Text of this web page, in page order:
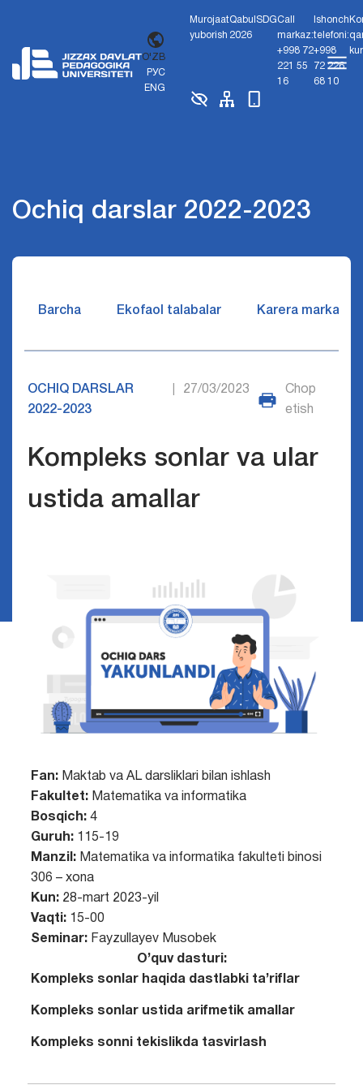
O'ZB
РУС
ENG
Murojaat
yuborish
Qabul
2026
SDGCall
markaz:
+998 72
221 55
16
Ishonch
telefoni:
+998
72 226
68 10
Ochiq darslar 2022-2023
Barcha Ekofaol talabalar Karera markazi
OCHIQ DARSLAR
2022-2023
27/03/2023
Chop
etish
Kompleks sonlar va ular
ustida amallar
Fan: Maktab va AL darsliklari bilan ishlash
Fakultet:Matematika va informatika
Bosqich:4
Guruh:115-19
Manzil:Matematika va informatika fakulteti binosi
306 – xona
Kun: 28-mart 2023-yil
Vaqti:15-00
Seminar:Fayzullayev Musobek
O’quv dasturi:
Kompleks sonlar haqida dastlabki ta’riflar
Kompleks sonlar ustida arifmetik amallar
Kompleks sonni tekislikda tasvirlash